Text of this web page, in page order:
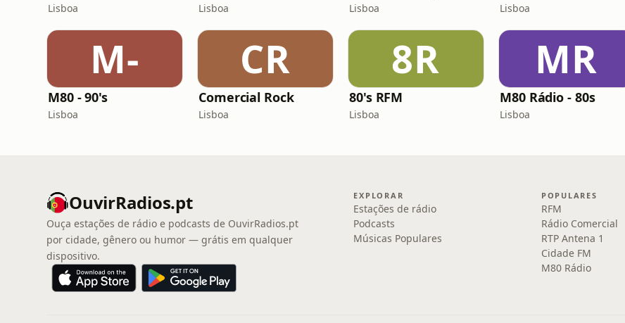
Lisboa Lisboa Lisboa Lisboa
M-
M80 - 90's
Lisboa
CR
Comercial Rock
Lisboa
8R
80's RFM
Lisboa
MR
M80 Rádio - 80s
Lisboa
OuvirRadios.pt
Ouça estações de rádio e podcasts de OuvirRadios.pt
por cidade, gênero ou humor — grátis em qualquer
dispositivo.
EXPLORAR
Estações de rádio
Podcasts
Músicas Populares
POPULARES
RFM
Rádio Comercial
RTP Antena 1
Cidade FM
M80 Rádio